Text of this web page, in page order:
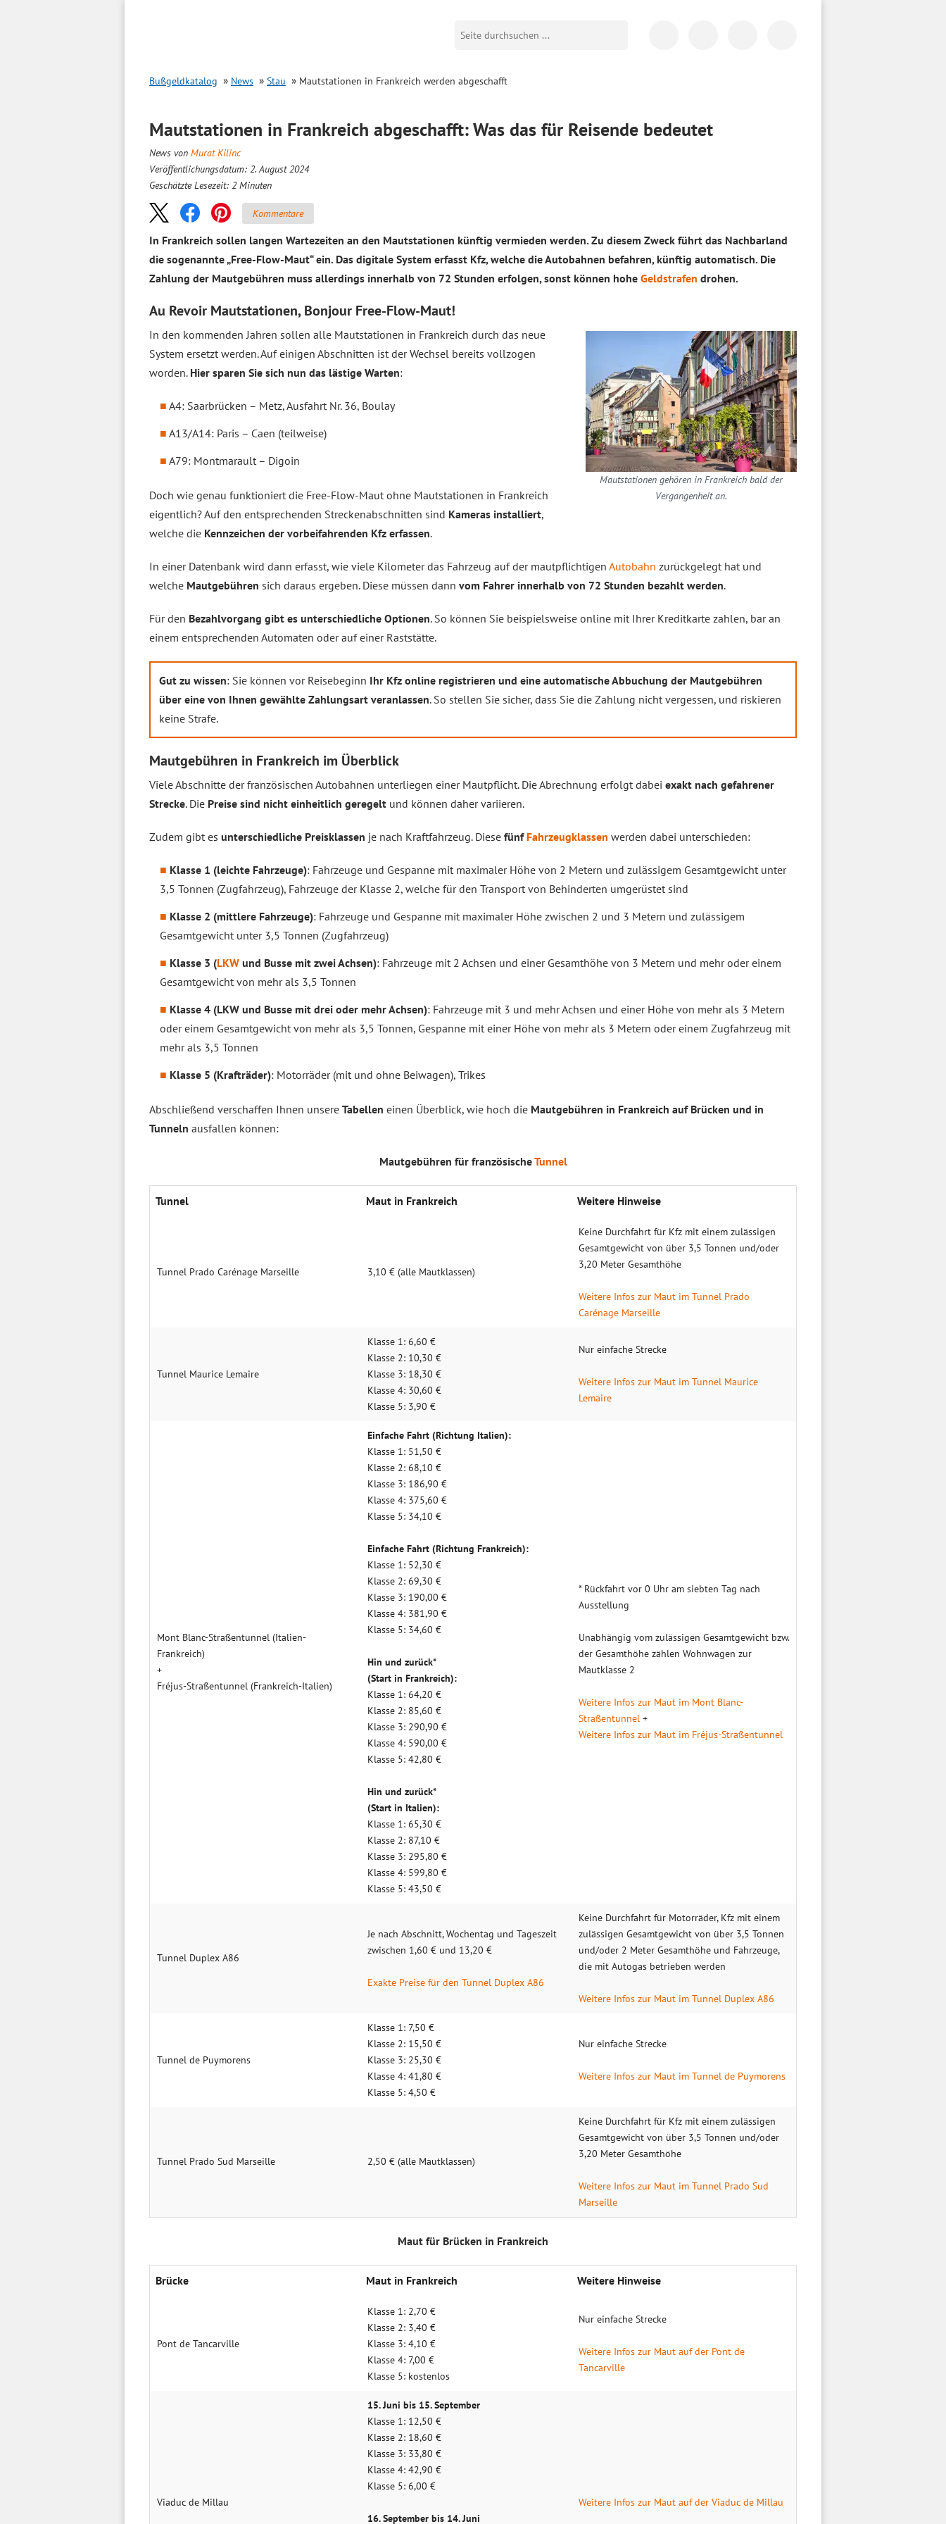
Bußgeldkatalog News Stau Mautstationen in Frankreich werden abgeschafft
Mautstationen in Frankreich abgeschafft: Was das für Reisende bedeutet
News von Murat Kilinc
Veröffentlichungsdatum: 2. August 2024
Geschätzte Lesezeit: 2 Minuten
Kommentare
In Frankreich sollen langen Wartezeiten an den Mautstationen künftig vermieden werden. Zu diesem Zweck führt das Nachbarland
die sogenannte „Free-Flow-Maut“ ein. Das digitale System erfasst Kfz, welche die Autobahnen befahren, künftig automatisch. Die
Zahlung der Mautgebühren muss allerdings innerhalb von 72 Stunden erfolgen, sonst können hohe Geldstrafen drohen.
Au Revoir Mautstationen, Bonjour Free-Flow-Maut!
Mautstationen gehören in Frankreich bald der
Vergangenheit an.
In den kommenden Jahren sollen alle Mautstationen in Frankreich durch das neue
System ersetzt werden. Auf einigen Abschnitten ist der Wechsel bereits vollzogen
worden. Hier sparen Sie sich nun das lästige Warten:
A4: Saarbrücken – Metz, Ausfahrt Nr. 36, Boulay
A13/A14: Paris – Caen (teilweise)
A79: Montmarault – Digoin
Doch wie genau funktioniert die Free-Flow-Maut ohne Mautstationen in Frankreich
eigentlich? Auf den entsprechenden Streckenabschnitten sind Kameras installiert,
welche die Kennzeichen der vorbeifahrenden Kfz erfassen.
In einer Datenbank wird dann erfasst, wie viele Kilometer das Fahrzeug auf der mautpflichtigen Autobahn zurückgelegt hat und
welche Mautgebühren sich daraus ergeben. Diese müssen dann vom Fahrer innerhalb von 72 Stunden bezahlt werden.
Für den Bezahlvorgang gibt es unterschiedliche Optionen. So können Sie beispielsweise online mit Ihrer Kreditkarte zahlen, bar an
einem entsprechenden Automaten oder auf einer Raststätte.
Gut zu wissen: Sie können vor Reisebeginn Ihr Kfz online registrieren und eine automatische Abbuchung der Mautgebühren
über eine von Ihnen gewählte Zahlungsart veranlassen. So stellen Sie sicher, dass Sie die Zahlung nicht vergessen, und riskieren
keine Strafe.
Mautgebühren in Frankreich im Überblick
Viele Abschnitte der französischen Autobahnen unterliegen einer Mautpflicht. Die Abrechnung erfolgt dabei exakt nach gefahrener
Strecke. Die Preise sind nicht einheitlich geregelt und können daher variieren.
Zudem gibt es unterschiedliche Preisklassen je nach Kraftfahrzeug. Diese fünf Fahrzeugklassen werden dabei unterschieden:
Klasse 1 (leichte Fahrzeuge): Fahrzeuge und Gespanne mit maximaler Höhe von 2 Metern und zulässigem Gesamtgewicht unter
3,5 Tonnen (Zugfahrzeug), Fahrzeuge der Klasse 2, welche für den Transport von Behinderten umgerüstet sind
Klasse 2 (mittlere Fahrzeuge): Fahrzeuge und Gespanne mit maximaler Höhe zwischen 2 und 3 Metern und zulässigem
Gesamtgewicht unter 3,5 Tonnen (Zugfahrzeug)
Klasse 3 (LKW und Busse mit zwei Achsen): Fahrzeuge mit 2 Achsen und einer Gesamthöhe von 3 Metern und mehr oder einem
Gesamtgewicht von mehr als 3,5 Tonnen
Klasse 4 (LKW und Busse mit drei oder mehr Achsen): Fahrzeuge mit 3 und mehr Achsen und einer Höhe von mehr als 3 Metern
oder einem Gesamtgewicht von mehr als 3,5 Tonnen, Gespanne mit einer Höhe von mehr als 3 Metern oder einem Zugfahrzeug mit
mehr als 3,5 Tonnen
Klasse 5 (Krafträder): Motorräder (mit und ohne Beiwagen), Trikes
Abschließend verschaffen Ihnen unsere Tabellen einen Überblick, wie hoch die Mautgebühren in Frankreich auf Brücken und in
Tunneln ausfallen können:
Mautgebühren für französischeTunnel
Tun­nel Maut in Frank­reich Weitere Hin­wei­se
Tunnel Prado Carénage Marseille 3,10 € (alle Maut­klas­sen)
Keine Durchfahrt für Kfz mit einem zuläs­sigen
Gesamt­gewicht von über 3,5 Tonnen und/oder
3,20 Meter Gesamt­höhe
Weitere Infos zur Maut im Tunnel Prado
Carénage Marseille
Tunnel Maurice Lemaire
Klasse 1: 6,60 €
Klasse 2: 10,30 €
Klasse 3: 18,30 €
Klasse 4: 30,60 €
Klasse 5: 3,90 €
Nur einfache Strecke
Weitere Infos zur Maut im Tunnel Maurice
Lemaire
Mont Blanc-Straßentunnel (Italien-
Frankreich)
+
Fréjus-Straßentunnel (Frankreich-Italien)
Ein­fa­che Fahrt (Rich­tung I­ta­li­en):
Klasse 1: 51,50 €
Klasse 2: 68,10 €
Klasse 3: 186,90 €
Klasse 4: 375,60 €
Klasse 5: 34,10 €
Ein­fa­che Fahrt (Rich­tung Frank­reich):
Klasse 1: 52,30 €
Klasse 2: 69,30 €
Klasse 3: 190,00 €
Klasse 4: 381,90 €
Klasse 5: 34,60 €
Hin und zu­rück*
(Start in Frank­reich):
Klasse 1: 64,20 €
Klasse 2: 85,60 €
Klasse 3: 290,90 €
Klasse 4: 590,00 €
Klasse 5: 42,80 €
Hin und zu­rück*
(Start in I­ta­li­en):
Klasse 1: 65,30 €
Klasse 2: 87,10 €
Klasse 3: 295,80 €
Klasse 4: 599,80 €
Klasse 5: 43,50 €
* Rückfahrt vor 0 Uhr am siebten Tag nach
Ausstellung
Unabhängig vom zulässigen Gesamtgewicht bzw.
der Gesamthöhe zählen Wohnwagen zur
Mautklasse 2
Weitere Infos zur Maut im Mont Blanc-
Straßentunnel +
Weitere Infos zur Maut im Fréjus-Straßentunnel
Tunnel Duplex A86
Je nach Ab­schnitt, Wo­chen­tag und Ta­ges­zeit
zwi­schen 1,60 € und 13,20 €
Exakte Preise für den Tunnel Duplex A86
Keine Durchfahrt für Motor­räder, Kfz mit einem
zuläs­sigen Gesamt­gewicht von über 3,5 Tonnen
und/oder 2 Meter Gesamthöhe und Fahrzeuge,
die mit Autogas betrieben werden
Weitere Infos zur Maut im Tunnel Duplex A86
Tunnel de Puymorens
Klasse 1: 7,50 €
Klasse 2: 15,50 €
Klasse 3: 25,30 €
Klasse 4: 41,80 €
Klasse 5: 4,50 €
Nur ein­fache Stre­cke
Weitere Infos zur Maut im Tunnel de Puymorens
Tunnel Prado Sud Marseille 2,50 € (al­le Maut­klas­sen)
Keine Durchfahrt für Kfz mit einem zulässigen
Gesamtgewicht von über 3,5 Tonnen und/oder
3,20 Meter Gesamthöhe
Weitere Infos zur Maut im Tunnel Prado Sud
Marseille
Maut für Brücken in Frankreich
Brücke Maut in Frankreich Weitere Hinweise
Pont de Tancarville
Klasse 1: 2,70 €
Klasse 2: 3,40 €
Klasse 3: 4,10 €
Klasse 4: 7,00 €
Klasse 5: kostenlos
Nur einfache Strecke
Weitere Infos zur Maut auf der Pont de
Tancarville
Viaduc de Millau
15. Juni bis 15. September
Klasse 1: 12,50 €
Klasse 2: 18,60 €
Klasse 3: 33,80 €
Klasse 4: 42,90 €
Klasse 5: 6,00 €
16. September bis 14. Juni
Weitere Infos zur Maut auf der Viaduc de Millau